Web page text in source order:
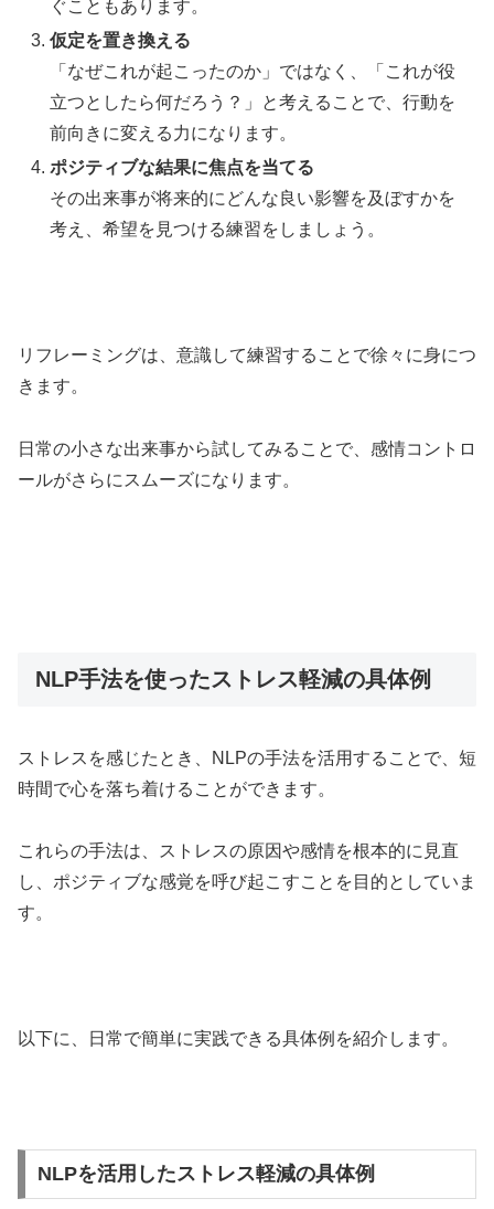
ぐこともあります。
仮定を置き換える
「なぜこれが起こったのか」ではなく、「これが役
立つとしたら何だろう？」と考えることで、行動を
前向きに変える力になります。
ポジティブな結果に焦点を当てる
その出来事が将来的にどんな良い影響を及ぼすかを
考え、希望を見つける練習をしましょう。
リフレーミングは、意識して練習することで徐々に身につ
きます。
日常の小さな出来事から試してみることで、感情コントロ
ールがさらにスムーズになります。
NLP手法を使ったストレス軽減の具体例
ストレスを感じたとき、NLPの手法を活用することで、短
時間で心を落ち着けることができます。
これらの手法は、ストレスの原因や感情を根本的に見直
し、ポジティブな感覚を呼び起こすことを目的としていま
す。
以下に、日常で簡単に実践できる具体例を紹介します。
NLPを活用したストレス軽減の具体例